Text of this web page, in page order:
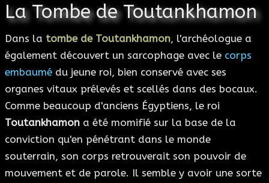
La Tombe de Toutankhamon
Dans la tombe de Toutankhamon, l'archéologue a
également découvert un sarcophage avec le corps
embaumé du jeune roi, bien conservé avec ses
organes vitaux prélevés et scellés dans des bocaux.
Comme beaucoup d'anciens Égyptiens, le roi
Toutankhamon a été momifié sur la base de la
conviction qu'en pénétrant dans le monde
souterrain, son corps retrouverait son pouvoir de
mouvement et de parole. Il semble y avoir une sorte